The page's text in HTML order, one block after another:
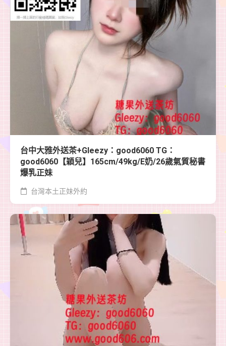
台中大雅外送茶+Gleezy：good6060 TG：
good6060【穎兒】165cm/49kg/E奶/26歲氣質秘書
爆乳正妹
台灣本土正妹外約